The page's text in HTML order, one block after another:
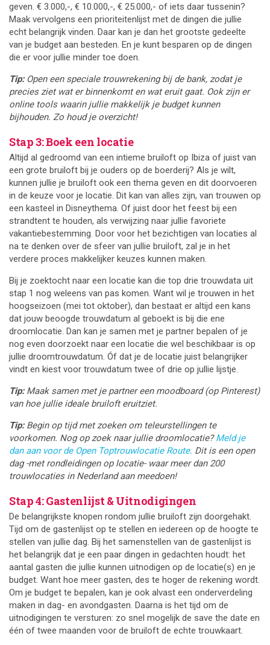
geven. € 3.000,-, € 10.000,-, € 25.000,- of iets daar tussenin?
Maak vervolgens een prioriteitenlijst met de dingen die jullie
echt belangrijk vinden. Daar kan je dan het grootste gedeelte
van je budget aan besteden. En je kunt besparen op de dingen
die er voor jullie minder toe doen.
Tip:Open een speciale trouwrekening bij de bank, zodat je
precies ziet wat er binnenkomt en wat eruit gaat. Ook zijn er
online tools waarin jullie makkelijk je budget kunnen
bijhouden. Zo houd je overzicht!
Stap 3: Boek een locatie
Altijd al gedroomd van een intieme bruiloft op Ibiza of juist van
een grote bruiloft bij je ouders op de boerderij? Als je wilt,
kunnen jullie je bruiloft ook een thema geven en dit doorvoeren
in de keuze voor je locatie. Dit kan van alles zijn, van trouwen op
een kasteel in Disneythema. Of juist door het feest bij een
strandtent te houden, als verwijzing naar jullie favoriete
vakantiebestemming. Door voor het bezichtigen van locaties al
na te denken over de sfeer van jullie bruiloft, zal je in het
verdere proces makkelijker keuzes kunnen maken.
Bij je zoektocht naar een locatie kan die top drie trouwdata uit
stap 1 nog weleens van pas komen. Want wil je trouwen in het
hoogseizoen (mei tot oktober), dan bestaat er altijd een kans
dat jouw beoogde trouwdatum al geboekt is bij die ene
droomlocatie. Dan kan je samen met je partner bepalen of je
nog even doorzoekt naar een locatie die wel beschikbaar is op
jullie droomtrouwdatum. Óf dat je de locatie juist belangrijker
vindt en kiest voor trouwdatum twee of drie op jullie lijstje.
Tip:Maak samen met je partner een moodboard (op Pinterest)
van hoe jullie ideale bruiloft eruitziet.
Tip:Begin op tijd met zoeken om teleurstellingen te
voorkomen. Nog op zoek naar jullie droomlocatie?Meld je
dan aan voor de Open Toptrouwlocatie Route. Dit is een open
dag -met rondleidingen op locatie- waar meer dan 200
trouwlocaties in Nederland aan meedoen!
Stap 4: Gastenlijst & Uitnodigingen
De belangrijkste knopen rondom jullie bruiloft zijn doorgehakt.
Tijd om de gastenlijst op te stellen en iedereen op de hoogte te
stellen van jullie dag. Bij het samenstellen van de gastenlijst is
het belangrijk dat je een paar dingen in gedachten houdt: het
aantal gasten die jullie kunnen uitnodigen op de locatie(s) en je
budget. Want hoe meer gasten, des te hoger de rekening wordt.
Om je budget te bepalen, kan je ook alvast een onderverdeling
maken in dag- en avondgasten. Daarna is het tijd om de
uitnodigingen te versturen: zo snel mogelijk de save the date en
één of twee maanden voor de bruiloft de echte trouwkaart.